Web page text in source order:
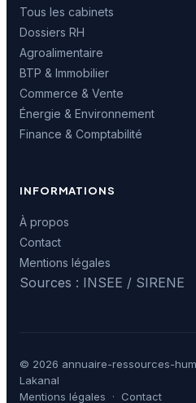
Tous les cabinets
Dossiers RH
Agroalimentaire
BTP & Immobilier
Commerce & Vente
Énergie & Environnement
Finance & Comptabilité
INFORMATIONS
À propos
Contact
Mentions légales
Sources : INSEE / SIRENE
© 2026 annuaire-ressources-
Lakanal
Mentions légales · Contact